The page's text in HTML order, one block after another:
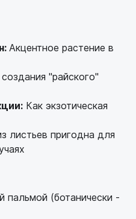
Акцентное растение в
"райского"
Как экзотическая
листьев пригодна для
пальмой (ботанически -